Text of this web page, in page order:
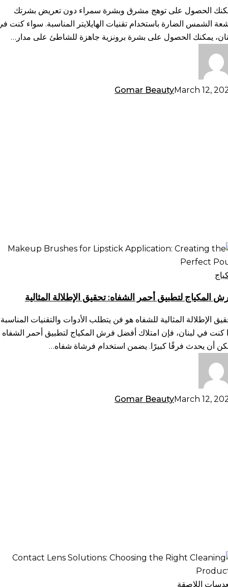
الحصول على توهج مشرق وبشرة سمراء دون تعريض بشرتك
الشمس الضارة باستخدام تقنيات الهايلايتر المناسبة. سواء كنت
يمكنك الحصول على بشرة برونزية جاهزة للشاطئ على مدار…
Gomar BeautyMarch 12,
المكياج لتطبيق أحمر الشفاه: تحقيق الإطلالة المثالية
الإطلالة المثالية للشفاه هو فن يتطلب الأدوات والتقنيات
كنت في لبنان، فإن امتلاك أفضل فرش المكياج لتطبيق أحمر الشفاه
أن يحدث فرقًا كبيرًا. يضمن استخدام فرشاة شفاه…
Gomar BeautyMarch 12,
اللاصقة